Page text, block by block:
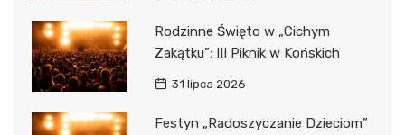
Rodzinne Święto w „Cichym
Zakątku”: III Piknik w Końskich
31 lipca 2026
Festyn „Radoszyczanie Dzieciom”